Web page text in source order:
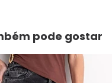
pode gostar